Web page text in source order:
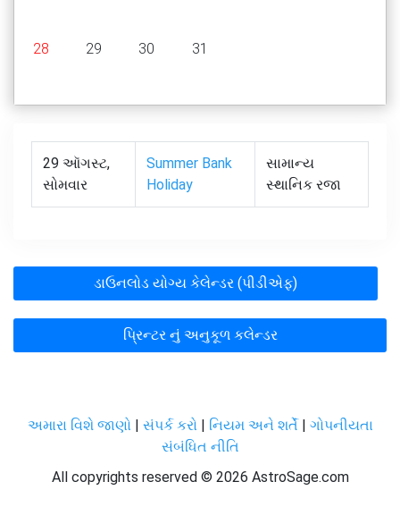
28 29 30 31
29 ઑગસ્ટ,
સોમવાર
Summer Bank
Holiday
સામાન્ય
સ્થાનિક રજા
ડાઉનલોડ યોગ્ય કેલેન્ડર (પીડીએફ)
પ્રિન્ટર નું અનુકૂળ કલેન્ડર
અમારા વિશે જાણો| સંપર્ક કરો | નિયમ અને શર્તેં| ગોપનીયતા
સંબંધિત નીતિ
All copyrights reserved © 2026 AstroSage.com